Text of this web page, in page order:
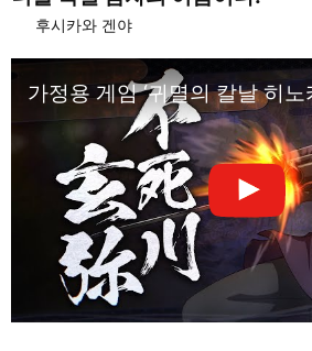
후시카와 겐야
가정용 게임 ‘귀멸의 칼날 히